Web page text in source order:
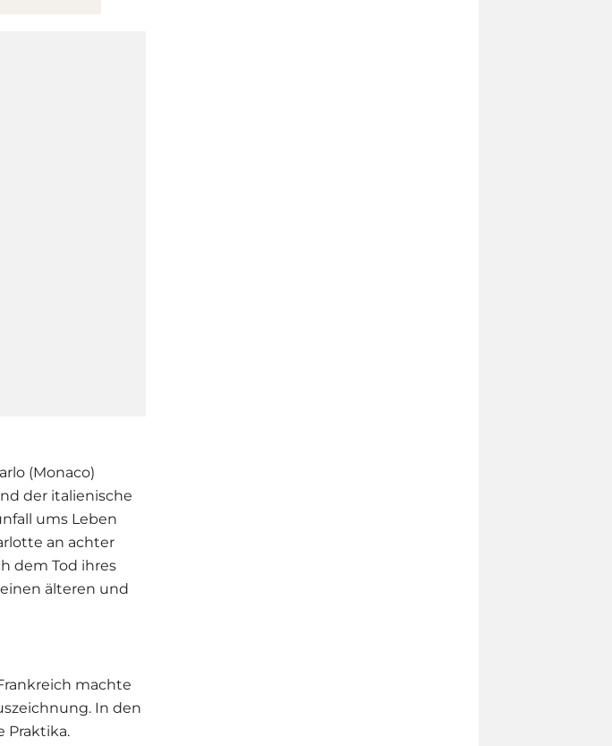
(Monaco)
der italienische
ums Leben
an achter
dem Tod ihres
älteren und
machte
In den
Praktika.